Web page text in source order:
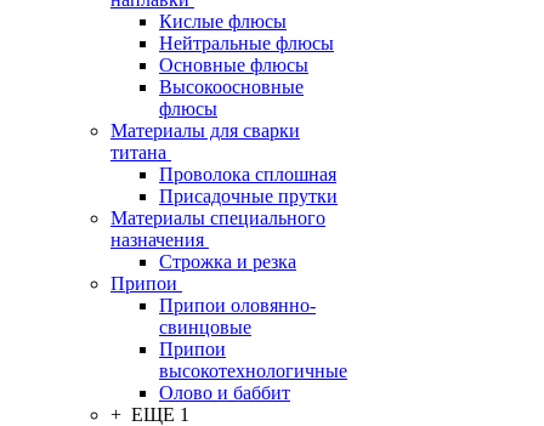
Кислые флюсы
Нейтральные флюсы
Основные флюсы
Высокоосновные
флюсы
Материалы для сварки
титана
Проволока сплошная
Присадочные прутки
Материалы специального
назначения
Строжка и резка
Припои
Припои оловянно-
свинцовые
Припои
высокотехнологичные
Олово и баббит
+ ЕЩЕ 1